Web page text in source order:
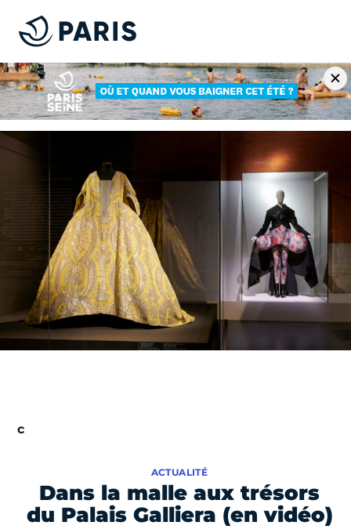
Dans la malle aux trésors
du Palais Galliera (en vidéo)
ACTUALITÉ